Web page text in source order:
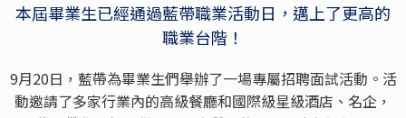
本屆畢業生已經通過藍帶職業活動日，邁上了更高的
職業台階！
9月20日，藍帶為畢業生們舉辦了一場專屬招聘面試活動。活
動邀請了多家行業內的高級餐廳和國際級星級酒店、名企，